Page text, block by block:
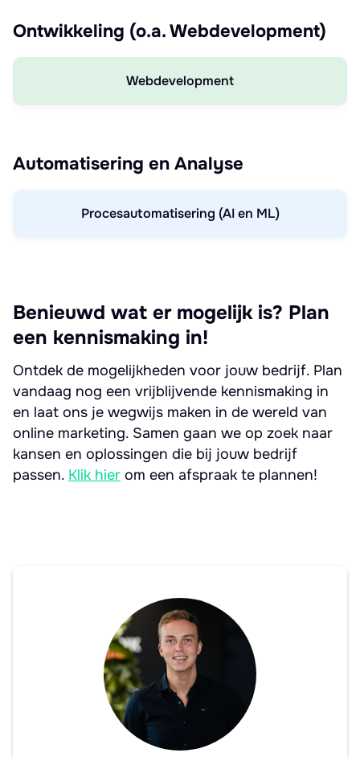
Ontwikkeling (o.a. Webdevelopment)
Webdevelopment
Automatisering en Analyse
Procesautomatisering (AI en ML)
Benieuwd wat er mogelijk is? Plan
een kennismaking in!
Ontdek de mogelijkheden voor jouw bedrijf. Plan
vandaag nog een vrijblijvende kennismaking in
en laat ons je wegwijs maken in de wereld van
online marketing. Samen gaan we op zoek naar
kansen en oplossingen die bij jouw bedrijf
passen. Klik hier om een afspraak te plannen!